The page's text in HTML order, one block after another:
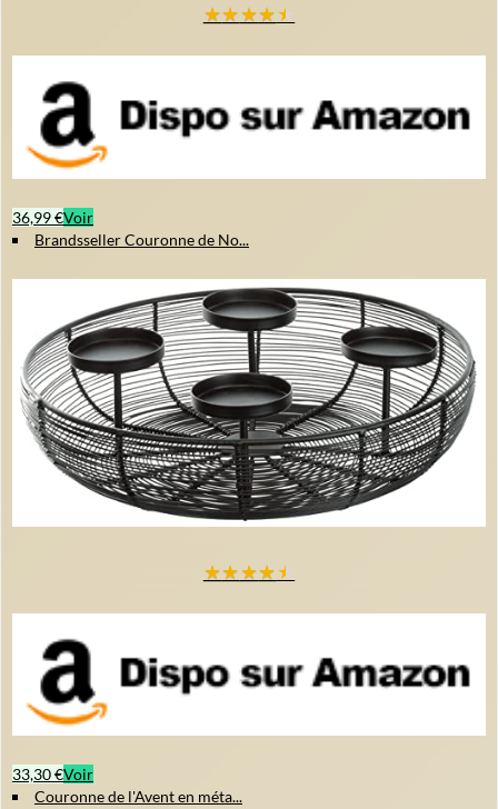
★★★★★
36,99 €Voir
Brandsseller Couronne de No...
★★★★★
33,30 €Voir
Couronne de l'Avent en méta...